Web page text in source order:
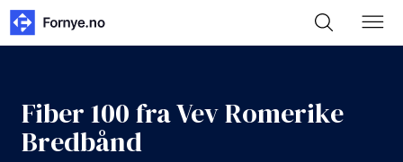
Fiber 100 fra Vev Romerike
Bredbånd